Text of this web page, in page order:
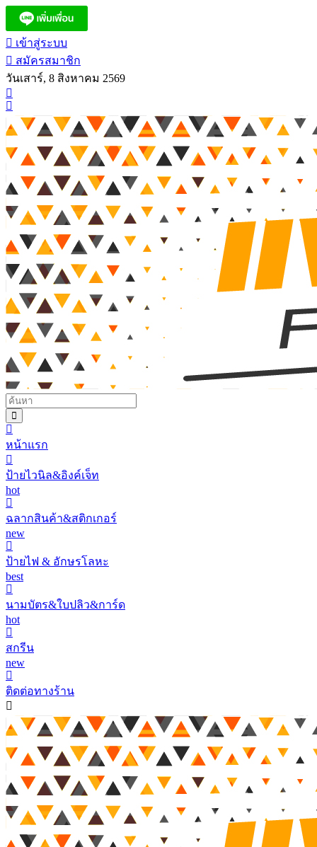
เข้าสู่ระบบ
สมัครสมาชิก
วันเสาร์, 8 สิงหาคม 2569
หน้าแรก
ป้ายไวนิล&อิงค์เจ็ท
hot
ฉลากสินค้า&สติกเกอร์
new
ป้ายไฟ & อักษรโลหะ
best
นามบัตร&ใบปลิว&การ์ด
hot
สกรีน
new
ติดต่อทางร้าน